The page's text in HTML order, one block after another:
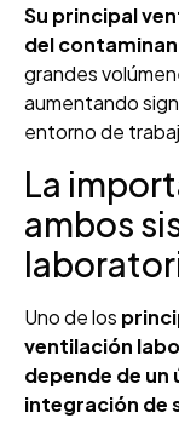
Su principal
del
grandes
aumentando
entorno de
La
ambos
Uno de los
ventilación
depende de
integración de